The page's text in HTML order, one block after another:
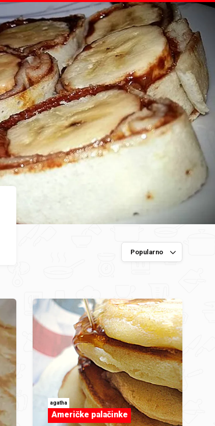
agatha
Američke palačinke